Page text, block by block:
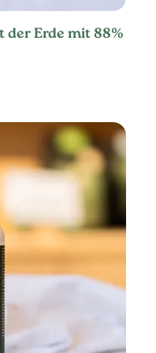
der Erde mit 88%